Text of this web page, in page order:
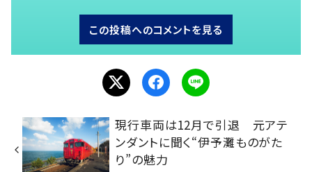
この投稿へのコメントを見る
現行車両は12月で引退 元アテ
ンダントに聞く“伊予灘ものがた
り”の魅力